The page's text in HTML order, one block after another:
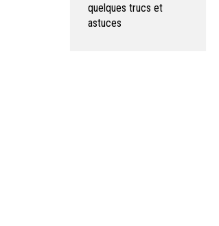
quelques trucs et
astuces